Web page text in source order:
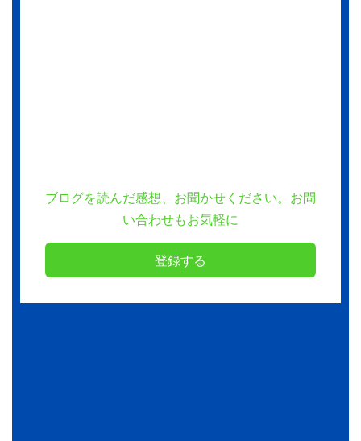
ブログを読んだ感想、お聞かせください。お問
い合わせもお気軽に
登録する